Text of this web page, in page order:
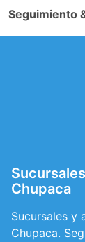
Seguimiento
Chupaca
Sucursales y
Chupaca.